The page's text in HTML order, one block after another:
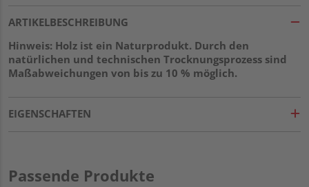
ARTIKELBESCHREIBUNG
Hinweis: Holz ist ein Naturprodukt. Durch den
natürlichen und technischen Trocknungsprozess sind
Maßabweichungen von bis zu 10 % möglich.
EIGENSCHAFTEN
Passende Produkte